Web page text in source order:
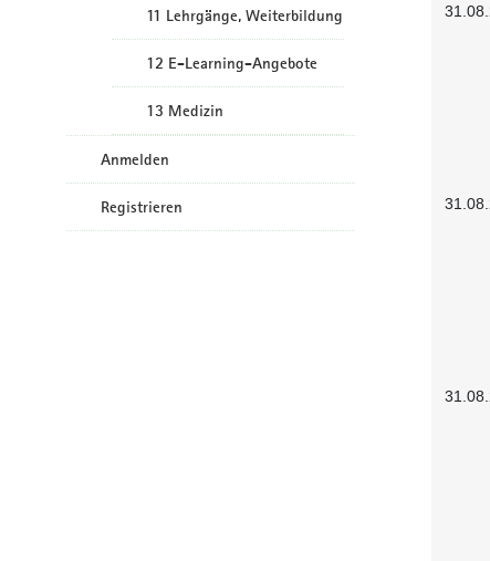
11 Lehrgänge, Weiterbildung
12 E-Learning-Angebote
13 Medizin
Anmelden
Registrieren